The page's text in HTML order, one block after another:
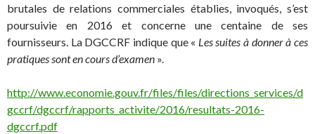
brutales de relations commerciales établies, invoqués, s’est
poursuivie en 2016 et concerne une centaine de ses
fournisseurs. La DGCCRF indique que « Les suites à donner à ces
pratiques sont en cours d’examen ».
http://www.economie.gouv.fr/files/files/directions_services/d
gccrf/dgccrf/rapports_activite/2016/resultats-2016-
dgccrf.pdf